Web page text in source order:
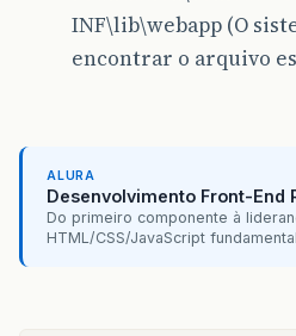
INF\lib\webapp (O
encontrar o arquivo
ALURA
Desenvolvimento Front-End
Do primeiro componente à
HTML/CSS/JavaScript